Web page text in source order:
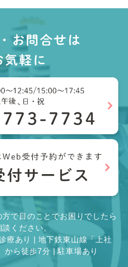
お問合せは
気軽に
で目のことでお困りでしたら
談ください。
療あり | 地下鉄東山線「上社
から徒歩7分 | 駐車場あり